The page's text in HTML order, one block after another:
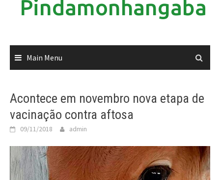
Pindamonhangaba
Main Menu
Acontece em novembro nova etapa de
vacinação contra aftosa
09/11/2018 admin